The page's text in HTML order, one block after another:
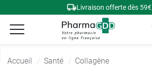
Livraison offerte dès 59€
Accueil Santé Collagène